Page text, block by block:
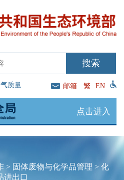
质量 邮箱 繁 EN
点击进入
> 固体废物与化学品管理 > 化
进出口